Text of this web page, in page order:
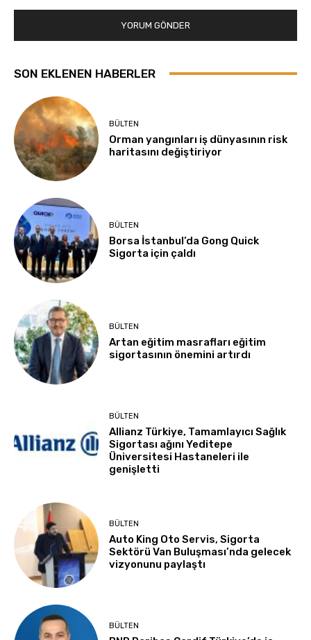
SON EKLENEN HABERLER
BÜLTEN
Orman yangınları iş dünyasının risk
haritasını değiştiriyor
BÜLTEN
Borsa İstanbul’da Gong Quick
Sigorta için çaldı
BÜLTEN
Artan eğitim masrafları eğitim
sigortasının önemini artırdı
BÜLTEN
Allianz Türkiye, Tamamlayıcı Sağlık
Sigortası ağını Yeditepe
Üniversitesi Hastaneleri ile
genişletti
BÜLTEN
Auto King Oto Servis, Sigorta
Sektörü Van Buluşması’nda gelecek
vizyonunu paylaştı
BÜLTEN